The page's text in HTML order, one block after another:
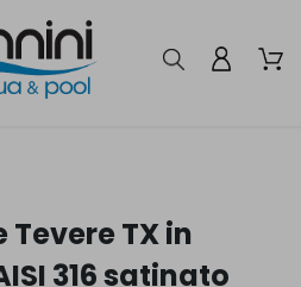
TX in
316 satinato